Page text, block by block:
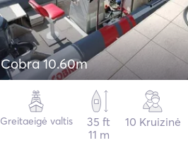
Cobra 10.60m
Greitaeigė valtis
35 ft
11 m
10 Kruizinė